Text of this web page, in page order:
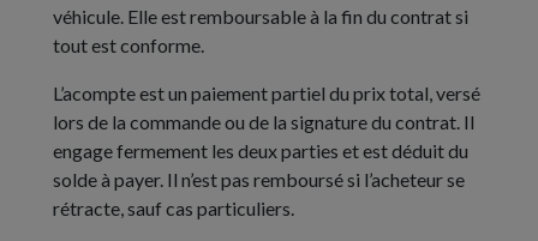
véhicule. Elle est remboursable à la fin du contrat si
tout est conforme.
L’acompte est un paiement partiel du prix total, versé
lors de la commande ou de la signature du contrat. Il
engage fermement les deux parties et est déduit du
solde à payer. Il n’est pas remboursé si l’acheteur se
rétracte, sauf cas particuliers.